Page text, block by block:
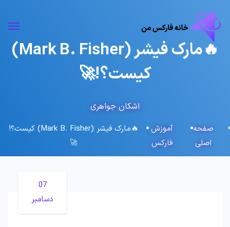
🔥مارک فیشر (Mark B. Fisher)
کیست؟!🚀
اشکان جواهری
صفحه
اصلی
آموزش
فارکس
🔥مارک فیشر (Mark B. Fisher) کیست؟!
🚀
07
دسامبر